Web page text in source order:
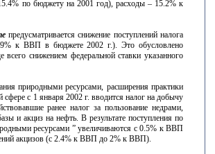
по бюджету на 2001 год), расходы – 15.2% к
предусматривается снижение поступлений налога
к ВВП в бюджете 2002 г.). Это обусловлено
снижением федеральной ставки указанного
природными ресурсами, расширения практики
с 1 января 2002 г. вводится налог на добычу
ранее налог за пользование недрами,
и акциз на нефть. В результате поступления по
ресурсами ” увеличиваются с 0.5% к ВВП
акцизов (с 2.4% к ВВП до 2% к ВВП).